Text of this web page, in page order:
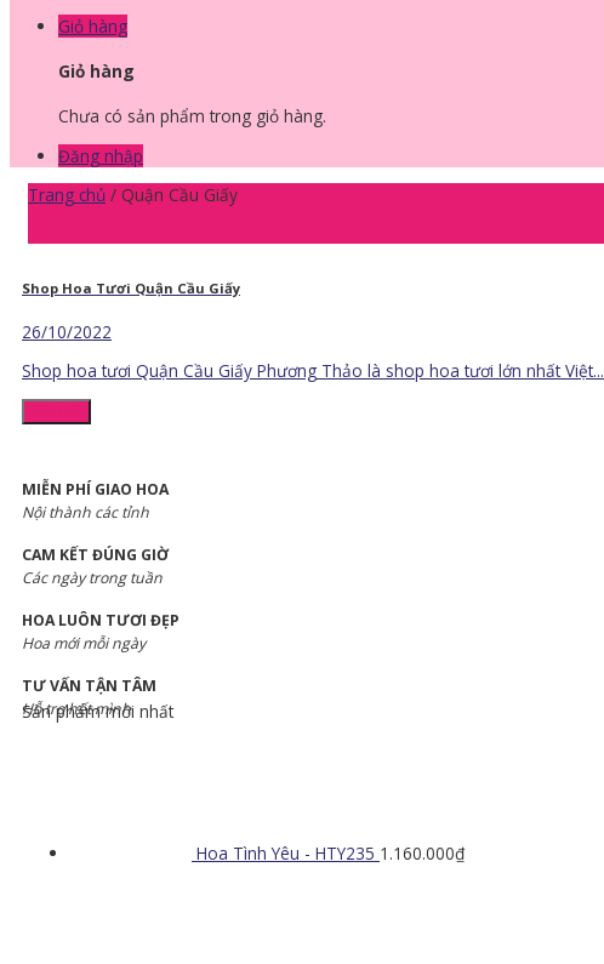
Giỏ hàng
Giỏ hàng
Chưa có sản phẩm trong giỏ hàng.
Đăng nhập
Trang chủ / Quận Cầu Giấy
Shop Hoa Tươi Quận Cầu Giấy
26/10/2022
Shop hoa tươi Quận Cầu Giấy Phương Thảo là shop hoa tươi lớn nhất Việt...
MIỄN PHÍ GIAO HOA
Nội thành các tỉnh
CAM KẾT ĐÚNG GIỜ
Các ngày trong tuần
HOA LUÔN TƯƠI ĐẸP
Hoa mới mỗi ngày
TƯ VẤN TẬN TÂM
Hỗ trợ hết mình
Sản phẩm mới nhất
Hoa Tình Yêu - HTY235 1.160.000₫